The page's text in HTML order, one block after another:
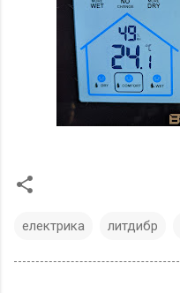
електрика литдибр